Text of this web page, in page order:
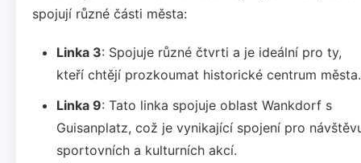
spojují různé části města:
Linka 3: Spojuje různé čtvrti a je ideální pro ty,
kteří chtějí prozkoumat historické centrum města.
Linka 9: Tato linka spojuje oblast Wankdorf s
Guisanplatz, což je vynikající spojení pro
sportovních a kulturních akcí.